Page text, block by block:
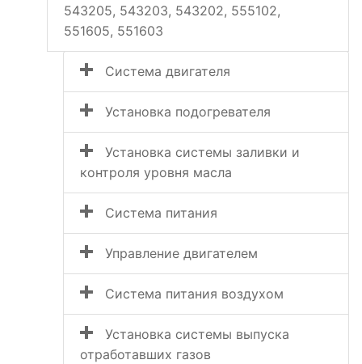
543205, 543203, 543202, 555102,
551605, 551603
Система двигателя
Установка подогревателя
Установка системы заливки и
контроля уровня масла
Система питания
Управление двигателем
Система питания воздухом
Установка системы выпуска
отработавших газов